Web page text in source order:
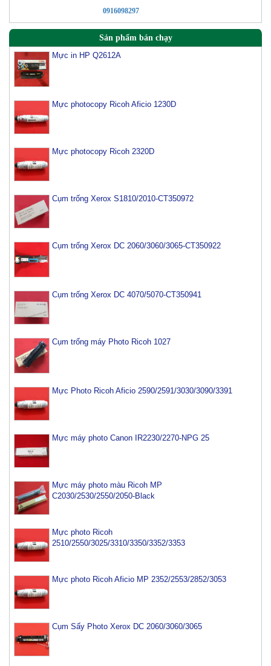
0916098297
Sản phẩm bán chạy
Mực in HP Q2612A
Mực photocopy Ricoh Aficio 1230D
Mực photocopy Ricoh 2320D
Cụm trống Xerox S1810/2010-CT350972
Cụm trống Xerox DC 2060/3060/3065-CT350922
Cụm trống Xerox DC 4070/5070-CT350941
Cụm trống máy Photo Ricoh 1027
Mực Photo Ricoh Aficio 2590/2591/3030/3090/3391
Mực máy photo Canon IR2230/2270-NPG 25
Mực máy photo màu Ricoh MP
C2030/2530/2550/2050-Black
Mực photo Ricoh
2510/2550/3025/3310/3350/3352/3353
Mực photo Ricoh Aficio MP 2352/2553/2852/3053
Cụm Sấy Photo Xerox DC 2060/3060/3065